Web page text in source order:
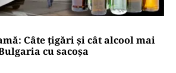
Câte țigări și cât alcool mai
cu sacoșa